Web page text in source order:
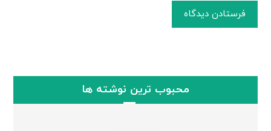
فرستادن دیدگاه
محبوب ترین نوشته ها